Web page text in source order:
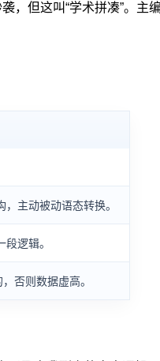
但这叫“学术拼凑”。主
主动被动语态转换。
逻辑。
否则数据虚高。